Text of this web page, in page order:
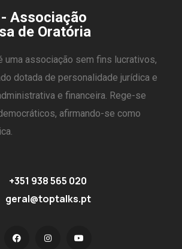
Associação
de Oratória
uma associação sem fins lucrativos,
dotada de personalidade jurídica e
e financeira. Rege-se
afirmando-se como
+351 938 565 020
geral@toptalks.pt